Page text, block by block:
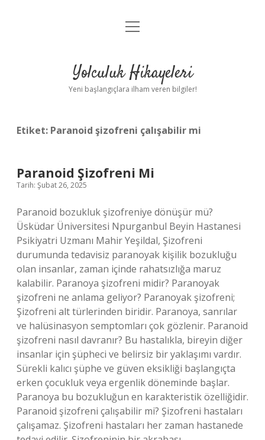
Anasayfa
Yasal Uyarı
menüyü
Yolculuk Hikayeleri
Yeni başlangıçlara ilham veren bilgiler!
Etiket: Paranoid şizofreni çalışabilir mi
Paranoid Şizofreni Mi
Tarih: Şubat 26, 2025
Paranoid bozukluk şizofreniye dönüşür mü?
Üsküdar Üniversitesi Npurganbul Beyin Hastanesi
Psikiyatri Uzmanı Mahir Yeşildal, Şizofreni
durumunda tedavisiz paranoyak kişilik bozukluğu
olan insanlar, zaman içinde rahatsızlığa maruz
kalabilir. Paranoya şizofreni midir? Paranoyak
şizofreni ne anlama geliyor? Paranoyak şizofreni;
Şizofreni alt türlerinden biridir. Paranoya, sanrılar
ve halüsinasyon semptomları çok gözlenir. Paranoid
şizofreni nasıl davranır? Bu hastalıkla, bireyin diğer
insanlar için şüpheci ve belirsiz bir yaklaşımı vardır.
Sürekli kalıcı şüphe ve güven eksikliği başlangıçta
erken çocukluk veya ergenlik döneminde başlar.
Paranoya bu bozukluğun en karakteristik özelliğidir.
Paranoid şizofreni çalışabilir mi? Şizofreni hastaları
çalışamaz. Şizofreni hastaları her zaman hastanede